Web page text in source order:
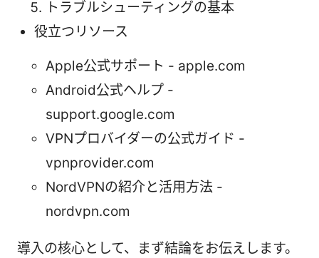
トラブルシューティングの基本
役立つリソース
Apple公式サポート - apple.com
Android公式ヘルプ -
support.google.com
VPNプロバイダーの公式ガイド -
vpnprovider.com
NordVPNの紹介と活用方法 -
nordvpn.com
導入の核心として、まず結論をお伝えします。